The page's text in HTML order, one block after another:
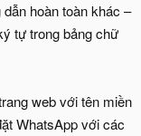
hoàn toàn khác –
tự trong bảng chữ
web với tên miền
WhatsApp với các